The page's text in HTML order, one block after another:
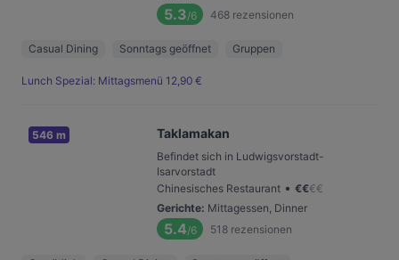
5.3/6 468 rezensionen
Casual Dining Sonntags geöffnet Gruppen
Lunch Spezial: Mittagsmenü 12,90 €
546 m Taklamakan
Befindet sich in Ludwigsvorstadt-
Isarvorstadt
Chinesisches Restaurant • €€€€
Gerichte: Mittagessen, Dinner
5.4/6 518 rezensionen